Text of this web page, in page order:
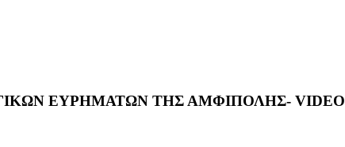
ΕΥΡΗΜΑΤΩΝ ΤΗΣ ΑΜΦΙΠΟΛΗΣ- VIDEO